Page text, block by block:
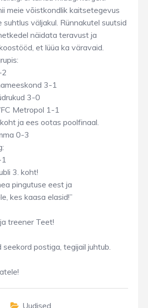
meie võistkondlik kaitsetegevus
suhtlus väljakul. Rünnakutel suutsid
näidata teravust ja
et lüüa ka väravaid.
3-1
3-0
Metropol 1-1
ja ees ootas poolfinaal.
0-3
3. koht!
pingutuse eest ja
kes kaasa elasid!”
treener Teet!
postiga, tegijail juhtub.
Uudised